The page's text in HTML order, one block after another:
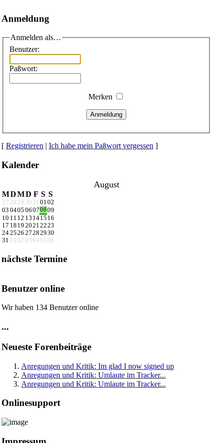
Anmeldung
Anmelden als…
Benutzer:
Paßwort:
Merken
Anmeldung
[ Registrieren | Ich habe mein Paßwort vergessen ]
Kalender
August
MDMD F S S
27 28 29 30 31 0102
03 0405 06070809
10 11 12 13 1415 16
17 18 19 20212223
242526 27282930
31 01 02 03 04 05 06
nächste Termine
Benutzer online
Wir haben 134 Benutzer online
...
Neueste Forenbeiträge
Anregungen und Kritik: Im glad I now signed up
Anregungen und Kritik: Umlaute im Tracker...
Anregungen und Kritik: Umlaute im Tracker...
Onlinesupport